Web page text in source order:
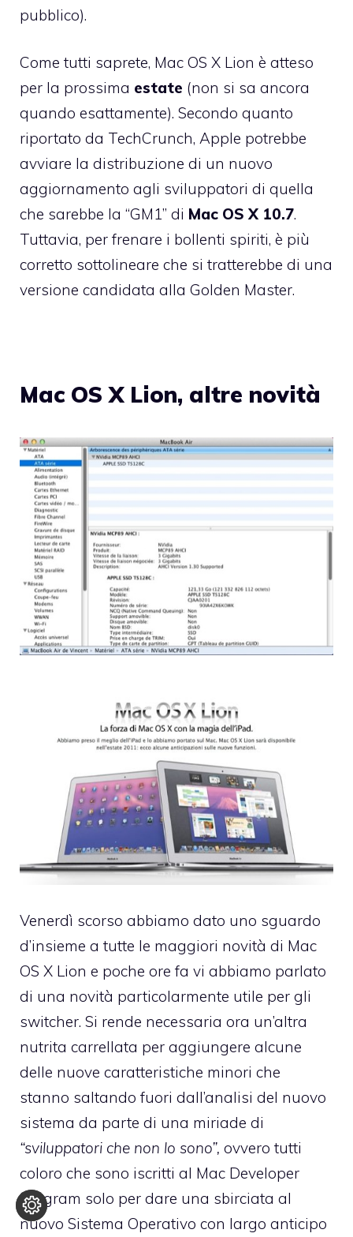
pubblico).
Come tutti saprete, Mac OS X Lion è atteso
per la prossima estate (non si sa ancora
quando esattamente). Secondo quanto
riportato da TechCrunch, Apple potrebbe
avviare la distribuzione di un nuovo
aggiornamento agli sviluppatori di quella
che sarebbe la “GM1” di Mac OS X 10.7.
Tuttavia, per frenare i bollenti spiriti, è più
corretto sottolineare che si tratterebbe di una
versione candidata alla Golden Master.
Mac OS X Lion, altre novità
Venerdì scorso abbiamo dato uno sguardo
d’insieme a tutte le maggiori novità di Mac
OS X Lion e poche ore fa vi abbiamo parlato
di una novità particolarmente utile per gli
switcher. Si rende necessaria ora un’altra
nutrita carrellata per aggiungere alcune
delle nuove caratteristiche minori che
stanno saltando fuori dall’analisi del nuovo
sistema da parte di una miriade di
“sviluppatori che non lo sono”, ovvero tutti
coloro che sono iscritti al Mac Developer
Program solo per dare una sbirciata al
nuovo Sistema Operativo con largo anticipo